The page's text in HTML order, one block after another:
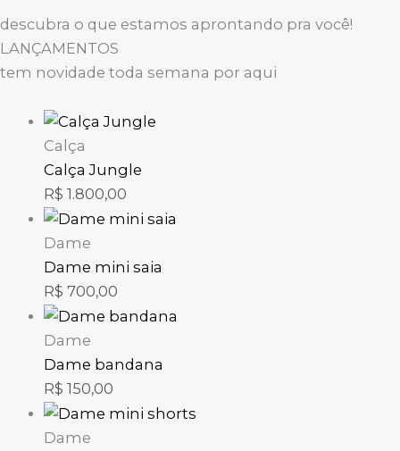
descubra o que estamos aprontando pra você!
LANÇAMENTOS
tem novidade toda semana por aqui
Calça
Calça Jungle
R$ 1.800,00
Dame
Dame mini saia
R$ 700,00
Dame
Dame bandana
R$ 150,00
Dame